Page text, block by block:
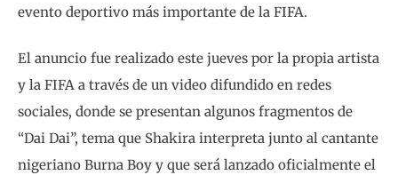
evento deportivo más importante de la FIFA.
El anuncio fue realizado este jueves por la propia artista
y la FIFA a través de un video difundido en redes
sociales, donde se presentan algunos fragmentos de
“Dai Dai”, tema que Shakira interpreta junto al cantante
nigeriano Burna Boy y que será lanzado oficialmente el